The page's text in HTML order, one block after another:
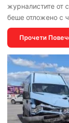
журналистите от
беше отложено с
Прочети